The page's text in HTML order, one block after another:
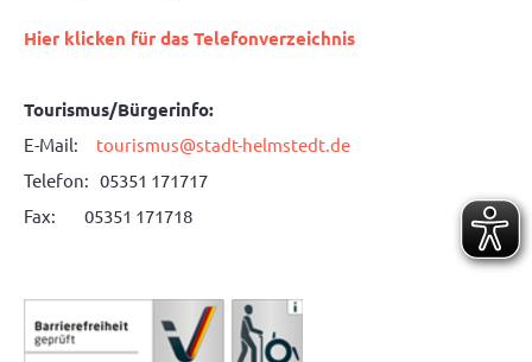
Hier klicken für das Telefonverzeichnis
Tourismus/Bürgerinfo:
E-Mail: tourismus@stadt-helmstedt.de
Telefon: 05351 171717
Fax: 05351 171718